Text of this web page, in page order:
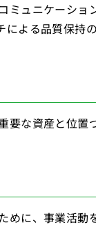
ミュニケーショ
による品質保持
要な資産と位置
めに、事業活動